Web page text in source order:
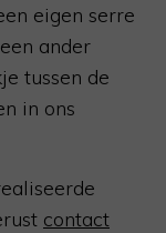
eigen serre
ander
tussen de
in ons
contact